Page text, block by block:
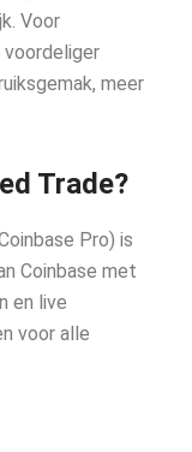
Voor
voordeliger
meer
Trade?
Pro) is
Coinbase met
en live
voor alle